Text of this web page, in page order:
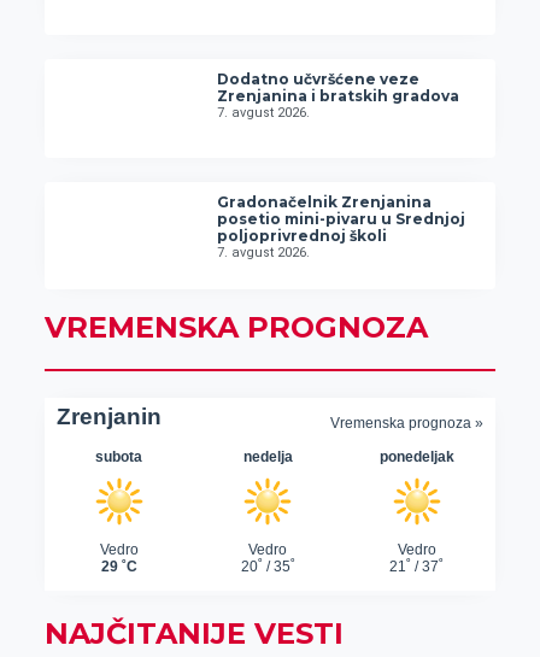
Dodatno učvršćene veze
Zrenjanina i bratskih gradova
7. avgust 2026.
Gradonačelnik Zrenjanina
posetio mini-pivaru u Srednjoj
poljoprivrednoj školi
7. avgust 2026.
VREMENSKA PROGNOZA
NAJČITANIJE VESTI